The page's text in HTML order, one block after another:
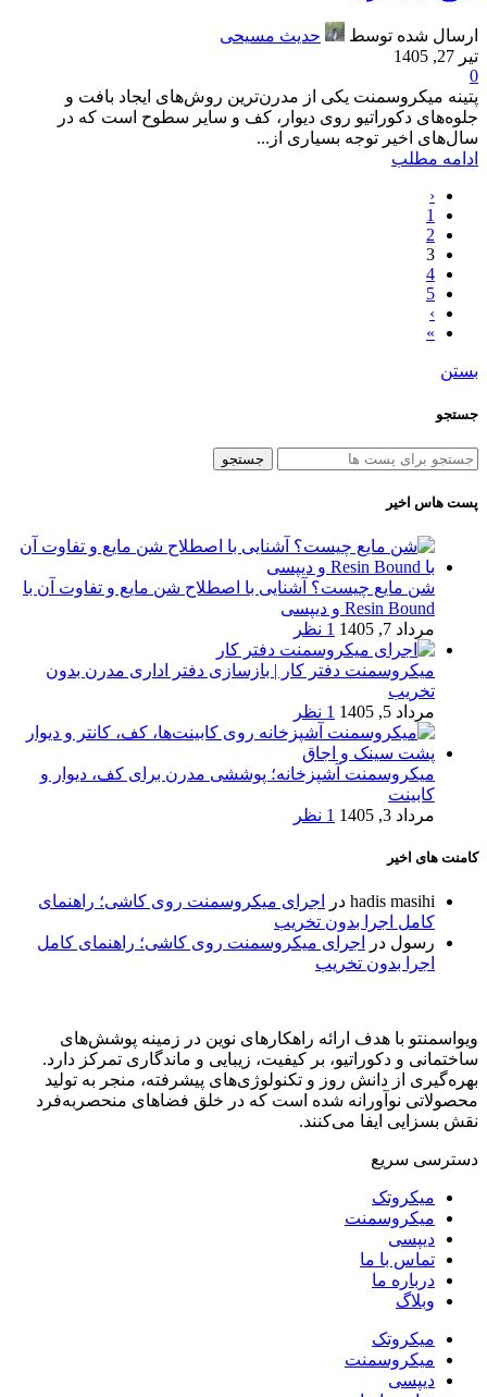
ارسال شده توسط
حدیث مسیحی
تیر 27, 1405
0
پتینه میکروسمنت یکی از مدرن‌ترین روش‌های ایجاد بافت و
جلوه‌های دکوراتیو روی دیوار، کف و سایر سطوح است که در
سال‌های اخیر توجه بسیاری از...
ادامه مطلب
‹
1
2
3
4
5
›
»
بستن
جستجو
جستجو
پست هاس اخیر
شن مایع چیست؟ آشنایی با اصطلاح شن مایع و تفاوت آن با
Resin Bound و دیپسی
مرداد 7, 1405
1 نظر
میکروسمنت دفتر کار | بازسازی دفتر اداری مدرن بدون
تخریب
مرداد 5, 1405
1 نظر
میکروسمنت آشپزخانه؛ پوششی مدرن برای کف، دیوار و
کابینت
مرداد 3, 1405
1 نظر
کامنت های اخیر
hadis masihi در
اجرای میکروسمنت روی کاشی؛ راهنمای
کامل اجرا بدون تخریب
رسول در
اجرای میکروسمنت روی کاشی؛ راهنمای کامل
اجرا بدون تخریب
ویواسمنتو با هدف ارائه راهکارهای نوین در زمینه پوشش‌های
ساختمانی و دکوراتیو، بر کیفیت، زیبایی و ماندگاری تمرکز دارد.
بهره‌گیری از دانش روز و تکنولوژی‌های پیشرفته، منجر به تولید
محصولاتی نوآورانه شده است که در خلق فضاهای منحصر‌به‌فرد
نقش بسزایی ایفا می‌کنند.
دسترسی سریع
میکروتک
میکروسمنت
دیپسی
تماس با ما
درباره ما
وبلاگ
میکروتک
میکروسمنت
دیپسی